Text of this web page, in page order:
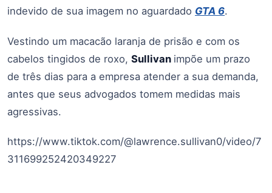
indevido de sua imagem no aguardado GTA 6.
Vestindo um macacão laranja de prisão e com os
cabelos tingidos de roxo, Sullivan impõe um prazo
de três dias para a empresa atender a sua demanda,
antes que seus advogados tomem medidas mais
agressivas.
https://www.tiktok.com/@lawrence.sullivan0/video/7
311699252420349227